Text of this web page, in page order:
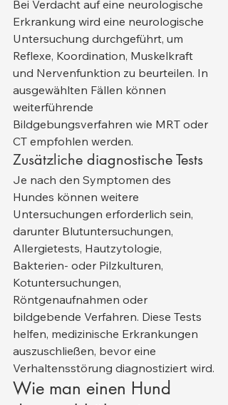
Bei Verdacht auf eine neurologische
Erkrankung wird eine neurologische
Untersuchung durchgeführt, um
Reflexe, Koordination, Muskelkraft
und Nervenfunktion zu beurteilen. In
ausgewählten Fällen können
weiterführende
Bildgebungsverfahren wie MRT oder
CT empfohlen werden.
Zusätzliche diagnostische Tests
Je nach den Symptomen des
Hundes können weitere
Untersuchungen erforderlich sein,
darunter Blutuntersuchungen,
Allergietests, Hautzytologie,
Bakterien- oder Pilzkulturen,
Kotuntersuchungen,
Röntgenaufnahmen oder
bildgebende Verfahren. Diese Tests
helfen, medizinische Erkrankungen
auszuschließen, bevor eine
Verhaltensstörung diagnostiziert wird.
Wie man einen Hund